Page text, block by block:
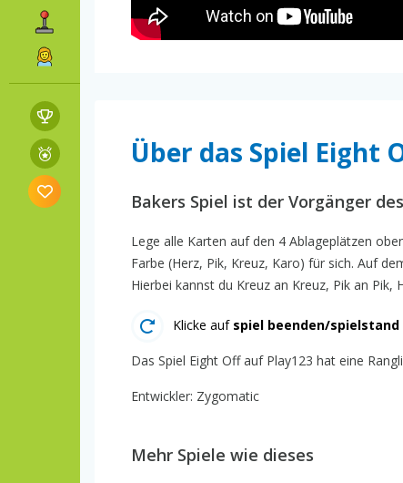
Über das Spiel Eight
Bakers Spiel ist der Vorgänger
Lege alle Karten auf den 4 Ablageplätzen
Farbe (Herz, Pik, Kreuz, Karo) für sich. Auf
Hierbei kannst du Kreuz an Kreuz, Pik an Pik,
Klicke auf spiel beenden/
Das Spiel Eight Off auf Play123 hat eine
Entwickler: Zygomatic
Mehr Spiele wie dieses